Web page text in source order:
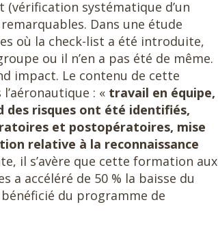
systématique d’un
Dans une étude
où la check-list a été introduite,
ou il n’en a pas été de même.
impact. Le contenu de cette
: « travail en équipe,
des risques ont été identifiés,
et postopératoires, mise
relative à la reconnaissance
il s’avère que cette formation aux
a accéléré de 50 % la baisse du
du programme de